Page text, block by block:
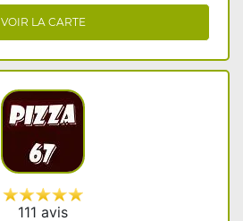
VOIR LA CARTE
111 avis